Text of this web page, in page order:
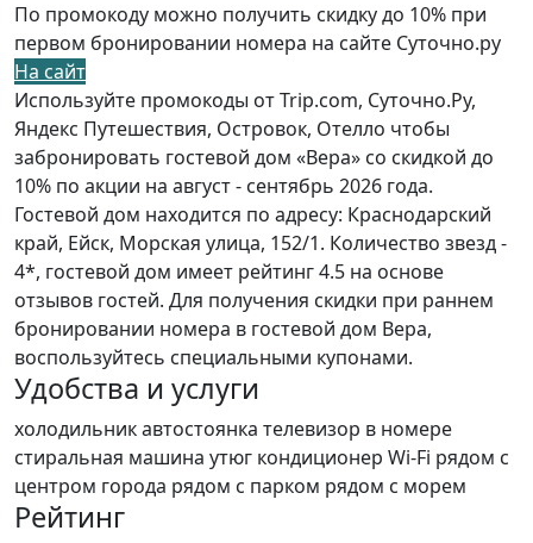
По промокоду можно получить скидку до 10% при
первом бронировании номера на сайте Суточно.ру
На сайт
Используйте промокоды от Trip.com, Суточно.Ру,
Яндекс Путешествия, Островок, Отелло чтобы
забронировать гостевой дом «Вера» со скидкой до
10% по акции на август - сентябрь 2026 года.
Гостевой дом находится по адресу: Краснодарский
край, Ейск, Морская улица, 152/1. Количество звезд -
4*, гостевой дом имеет рейтинг 4.5 на основе
отзывов гостей. Для получения скидки при раннем
бронировании номера в гостевой дом Вера,
воспользуйтесь специальными купонами.
Удобства и услуги
холодильникавтостоянка телевизор в номере
стиральная машина утюг кондиционер Wi-Fi рядом с
центром города рядом с парком рядом с морем
Рейтинг